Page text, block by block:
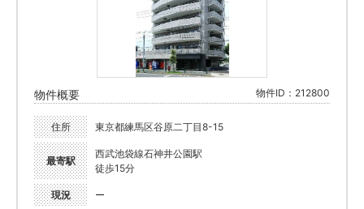
物件概要 物件ID：212800
住所 東京都練馬区谷原二丁目8-15
最寄駅
西武池袋線石神井公園駅
徒歩15分
現況 ー